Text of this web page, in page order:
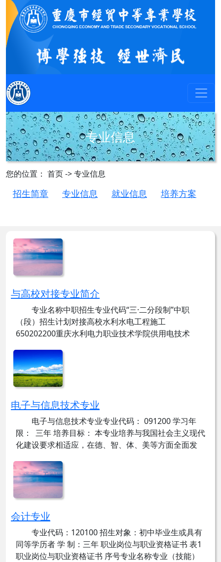
专业信息
您的位置： 首页 -> 专业信息
招生简章 专业信息 就业信息 培养方案
与高校对接专业简介
专业名称中职招生专业代码“三·二分段制”中职
（段）招生计划对接高校水利水电工程施工
650202200重庆水利电力职业技术学院供用电技术
造与检测660701计算机应用710201建筑工程施工
640301服装设计与工艺750206电子商务...
电子与信息技术专业
电子与信息技术专业专业代码： 091200 学习年
限： 三年 培养目标： 本专业培养与我国社会主义现代
化建设要求相适应，在德、智、体、美等方面全面发
和管理第一线工作的电子产品与设备装配、调试及维修
技术人员。 核心课程： 电工技术基础、电子技术基
础、...
发布时间： 2019-01-24
会计专业
专业代码：120100 招生对象：初中毕业生或具有
同等学历者 学 制：三年 职业岗位与职业资格证书 表1
职业岗位与职业资格证书 序号专业名称专业（技能）